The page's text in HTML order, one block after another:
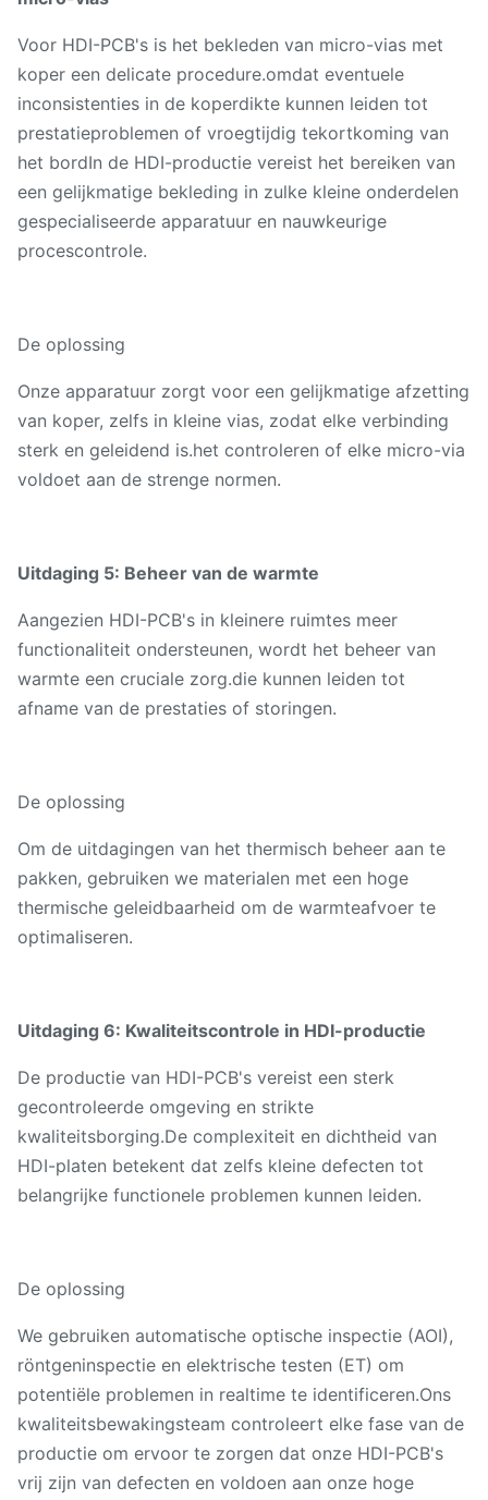
Voor HDI-PCB's is het bekleden van micro-vias met
koper een delicate procedure.omdat eventuele
inconsistenties in de koperdikte kunnen leiden tot
prestatieproblemen of vroegtijdig tekortkoming van
het bordIn de HDI-productie vereist het bereiken van
een gelijkmatige bekleding in zulke kleine onderdelen
gespecialiseerde apparatuur en nauwkeurige
procescontrole.
De oplossing
Onze apparatuur zorgt voor een gelijkmatige afzetting
van koper, zelfs in kleine vias, zodat elke verbinding
sterk en geleidend is.het controleren of elke micro-via
voldoet aan de strenge normen.
Uitdaging 5: Beheer van de warmte
Aangezien HDI-PCB's in kleinere ruimtes meer
functionaliteit ondersteunen, wordt het beheer van
warmte een cruciale zorg.die kunnen leiden tot
afname van de prestaties of storingen.
De oplossing
Om de uitdagingen van het thermisch beheer aan te
pakken, gebruiken we materialen met een hoge
thermische geleidbaarheid om de warmteafvoer te
optimaliseren.
Uitdaging 6: Kwaliteitscontrole in HDI-productie
De productie van HDI-PCB's vereist een sterk
gecontroleerde omgeving en strikte
kwaliteitsborging.De complexiteit en dichtheid van
HDI-platen betekent dat zelfs kleine defecten tot
belangrijke functionele problemen kunnen leiden.
De oplossing
We gebruiken automatische optische inspectie (AOI),
röntgeninspectie en elektrische testen (ET) om
potentiële problemen in realtime te identificeren.Ons
kwaliteitsbewakingsteam controleert elke fase van de
productie om ervoor te zorgen dat onze HDI-PCB's
vrij zijn van defecten en voldoen aan onze hoge